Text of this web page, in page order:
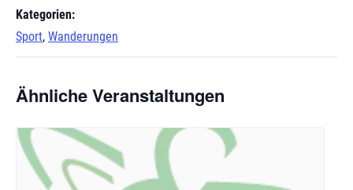
Kategorien:
Sport, Wanderungen
Ähnliche Veranstaltungen